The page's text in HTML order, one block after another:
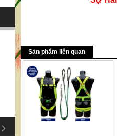
Sản phẩm liên quan